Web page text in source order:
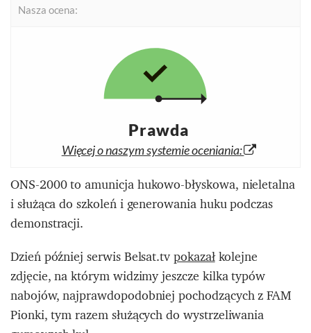
Nasza ocena:
Prawda
Więcej o naszym systemie oceniania:
ONS-2000 to amunicja hukowo-błyskowa, nieletalna
i służąca do szkoleń i generowania huku podczas
demonstracji.
Dzień później serwis Belsat.tvpokazałkolejne
zdjęcie, na którym widzimy jeszcze kilka typów
nabojów, najprawdopodobniej pochodzących z FAM
Pionki, tym razem służących do wystrzeliwania